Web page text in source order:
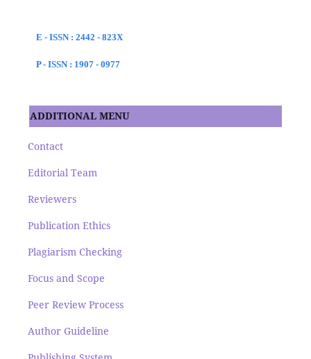
E - ISSN : 2442 - 823X
P - ISSN : 1907 - 0977
ADDITIONAL MENU
Contact
Editorial Team
Reviewers
Publication Ethics
Plagiarism Checking
Focus and Scope
Peer Review Process
Author Guideline